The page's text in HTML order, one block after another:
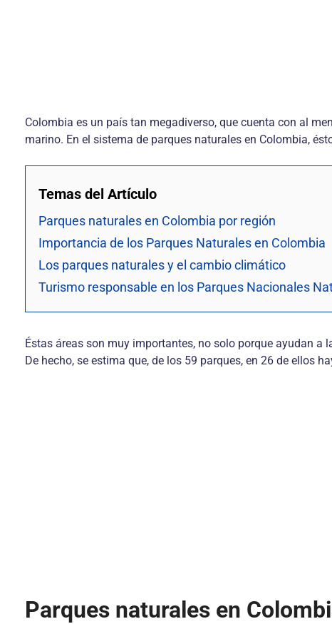
Colombia es un país tan megadiverso, que cuenta con al
marino. En el sistema de parques naturales en Colombia,
Temas del Artículo
Parques naturales en Colombia por región
Importancia de los Parques Naturales en Colombia
Los parques naturales y el cambio climático
Turismo responsable en los Parques Nacionales
Éstas áreas son muy importantes, no solo porque ayudan
De hecho, se estima que, de los 59 parques, en 26 de ellos
Parques naturales en